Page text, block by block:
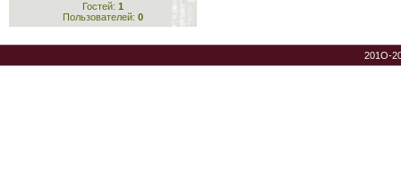
Гостей: 1
Пользователей: 0
201O-